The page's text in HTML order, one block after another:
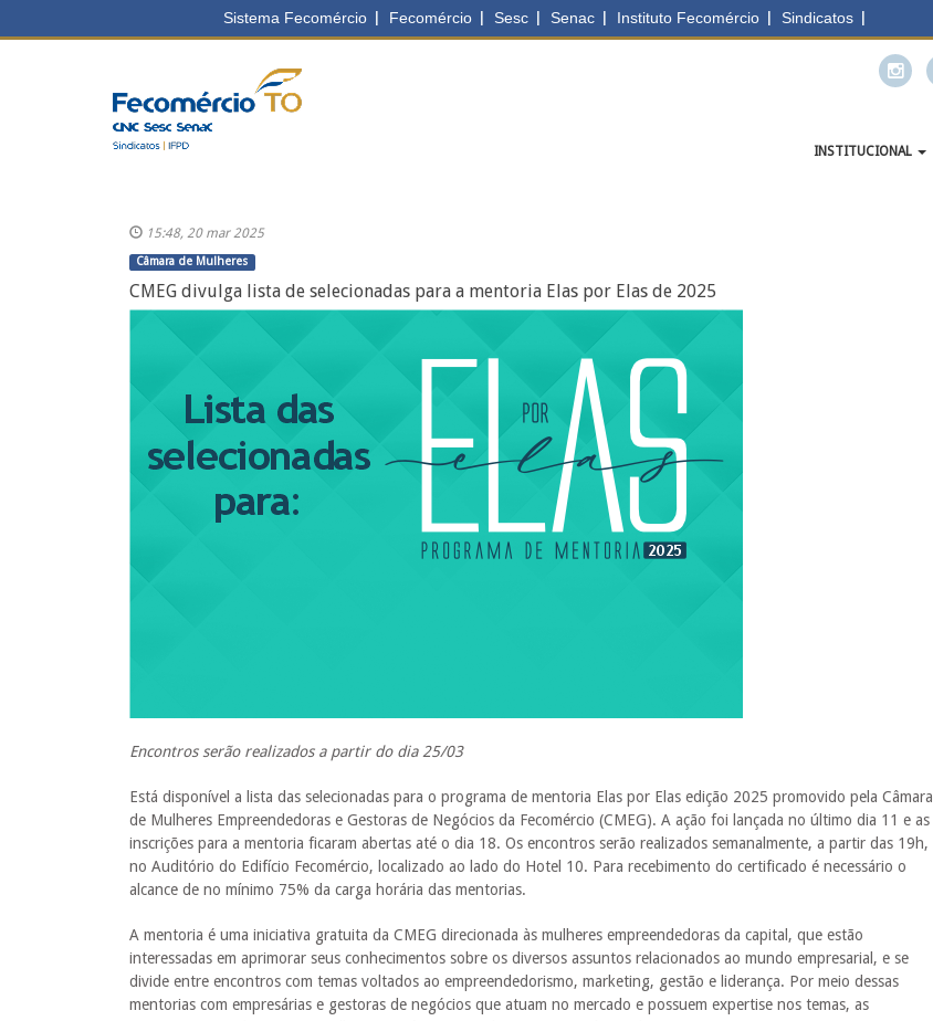
INSTITUCIONAL
15:48, 20 mar 2025
Câmara de Mulheres
CMEG divulga lista de selecionadas para a mentoria Elas por Elas de 2025
Encontros serão realizados a partir do dia 25/03
Está disponível a lista das selecionadas para o programa de mentoria Elas por Elas edição 2025 promovido pela Câmara
de Mulheres Empreendedoras e Gestoras de Negócios da Fecomércio (CMEG). A ação foi lançada no último dia 11 e as
inscrições para a mentoria ficaram abertas até o dia 18. Os encontros serão realizados semanalmente, a partir das 19h,
no Auditório do Edifício Fecomércio, localizado ao lado do Hotel 10. Para recebimento do certificado é necessário o
alcance de no mínimo 75% da carga horária das mentorias.
A mentoria é uma iniciativa gratuita da CMEG direcionada às mulheres empreendedoras da capital, que estão
interessadas em aprimorar seus conhecimentos sobre os diversos assuntos relacionados ao mundo empresarial, e se
divide entre encontros com temas voltados ao empreendedorismo, marketing, gestão e liderança. Por meio dessas
mentorias com empresárias e gestoras de negócios que atuam no mercado e possuem expertise nos temas, as